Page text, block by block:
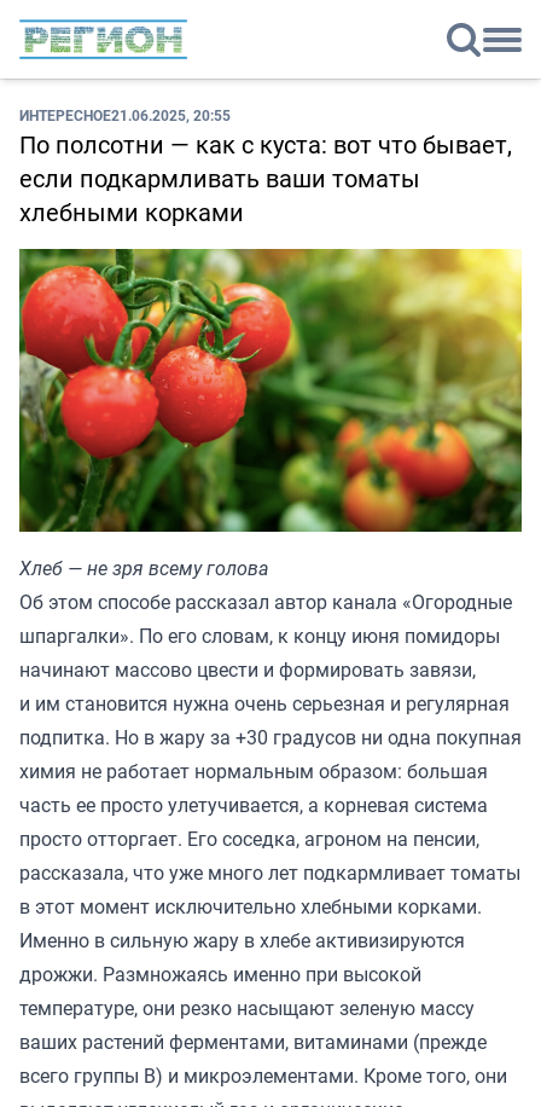
ИНТЕРЕСНОЕ21.06.2025, 20:55
По полсотни — как с куста: вот что бывает,
если подкармливать ваши томаты
хлебными корками
Хлеб — не зря всему голова
Об этом способе рассказал автор канала «Огородные
шпаргалки». По его словам, к концу июня помидоры
начинают массово цвести и формировать завязи,
и им становится нужна очень серьезная и регулярная
подпитка. Но в жару за +30 градусов ни одна покупная
химия не работает нормальным образом: большая
часть ее просто улетучивается, а корневая система
просто отторгает. Его соседка, агроном на пенсии,
рассказала, что уже много лет подкармливает томаты
в этот момент исключительно хлебными корками.
Именно в сильную жару в хлебе активизируются
дрожжи. Размножаясь именно при высокой
температуре, они резко насыщают зеленую массу
ваших растений ферментами, витаминами (прежде
всего группы В) и микроэлементами. Кроме того, они